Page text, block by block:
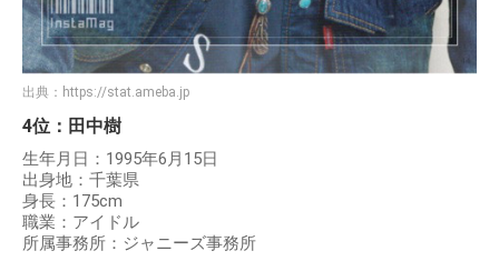
出典： https://stat.ameba.jp
4位：田中樹
生年月日：1995年6月15日
出身地：千葉県
身長：175cm
職業：アイドル
所属事務所：ジャニーズ事務所